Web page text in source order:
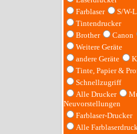
Farblaser
S/W-
Tintendrucker
Brother
Canon
Weitere Geräte
andere Geräte
Tinte, Papier &
Schnellzugriff
Alle Drucker
Neuvorstellungen
Farblaser-Drucker
Alle